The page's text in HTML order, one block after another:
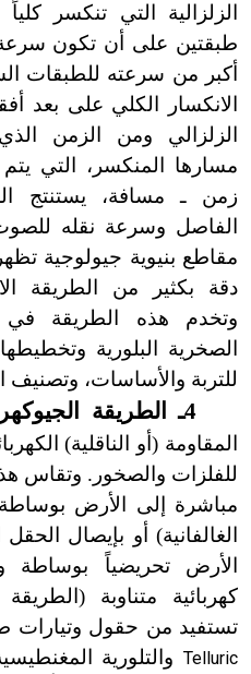
الزلزالية التي تنكسر
طبقتين على أن تكون
أكبر من سرعته للطبقات
الانكسار الكلي على بعد
الزلزالي ومن الزمن
مسارها المنكسر، التي
زمن ـ مسافة، يستنتج
الفاصل وسرعة نقله
مقاطع بنيوية جيولوجية
دقة بكثير من الطريقة
وتخدم هذه الطريقة
الصخرية البلورية
للتربة والأساسات،
4ـ الطريقة الجيوكهربائية:
المقاومة (أو الناقلية)
للفلزات والصخور. وتقاس
مباشرة إلى الأرض
الغالفانية) أو بإيصال
الأرض تحريضياً بوساطة
كهربائية متناوبة
تستفيد من حقول وتيارات
Telluric والتلورية